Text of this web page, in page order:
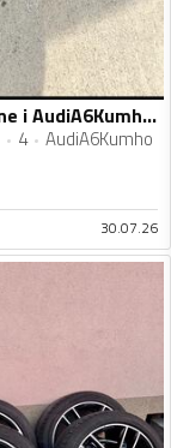
Ronal felne i AudiA6Kumho gume
4 AudiA6Kumho
30.07.26